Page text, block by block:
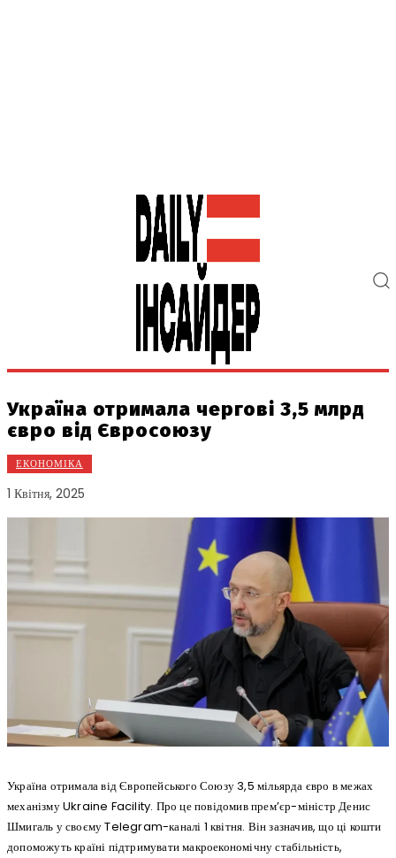
Україна отримала чергові 3,5 млрд
євро від Євросоюзу
ЕКОНОМІКА
1 Квітня, 2025
Україна отримала від Європейського Союзу 3,5 мільярда євро в межах
механізму Ukraine Facility. Про це повідомив прем’єр-міністр Денис
Шмигаль у своєму Telegram-каналі 1 квітня. Він зазначив, що ці кошти
допоможуть країні підтримувати макроекономічну стабільність,